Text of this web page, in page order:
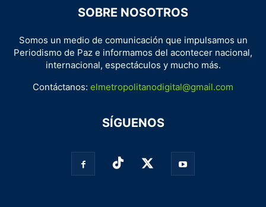
SOBRE NOSOTROS
Somos un medio de comunicación que impulsamos un
Periodismo de Paz e informamos del acontecer nacional,
internacional, espectáculos y mucho más.
Contáctanos: elmetropolitanodigital@gmail.com
SÍGUENOS